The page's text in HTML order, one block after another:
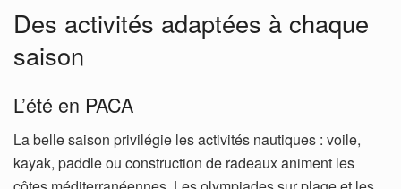
Des activités adaptées à chaque
saison
L’été en PACA
La belle saison privilégie les activités nautiques : voile,
kayak, paddle ou construction de radeaux animent les